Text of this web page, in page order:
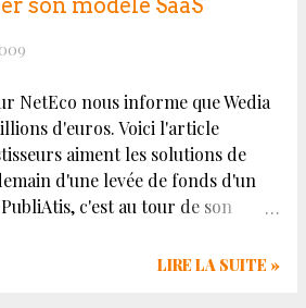
son modèle SaaS
NetEco nous informe que Wedia
d'euros. Voici l'article
aiment les solutions de
d'une levée de fonds d'un
c'est au tour de son
cross-média, d'annoncer
LIRE LA SUITE »